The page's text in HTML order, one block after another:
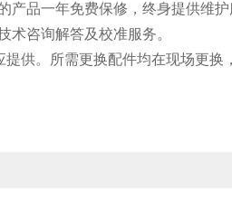
品一年免费保修，终身提供维护
术咨询解答及校准服务。
供。所需更换配件均在现场更换